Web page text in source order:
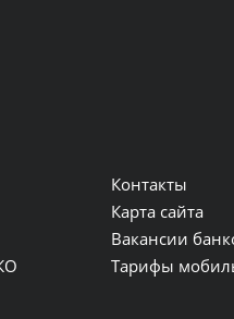
22:30;
Контакты
Карта сайта
Вакансии
Тарифы